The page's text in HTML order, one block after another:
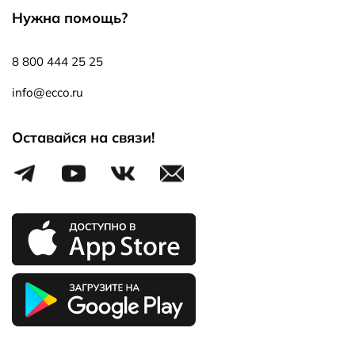
Нужна помощь?
8 800 444 25 25
info@ecco.ru
Оставайся на связи!